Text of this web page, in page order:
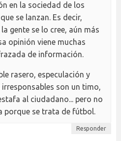
en la sociedad de los
se lanzan. Es decir,
gente se lo cree, aún más
opinión viene muchas
de información.
rasero, especulación y
son un timo,
al ciudadano... pero no
porque se trata de fútbol.
Responder